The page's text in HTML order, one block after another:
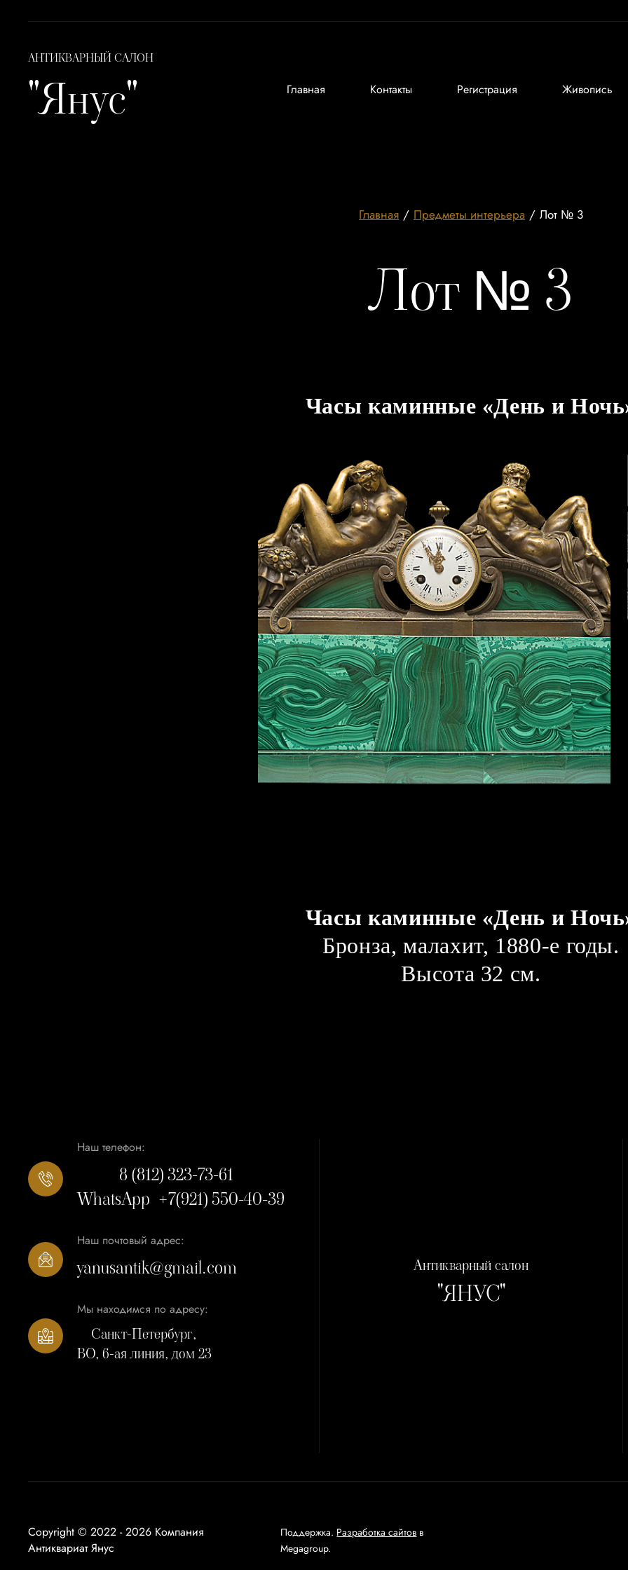
АНТИКВАРНЫЙ САЛОН
"Янус" Главная Контакты Регистрация Живопись
Главная / Предметы интерьера / Лот № 3
Лот № 3
Часы каминные «День и
Часы каминные «День и
Бронза, малахит, 1880-е годы.
Высота 32 см.
Наш телефон:
8 (812) 323-73-61
WhatsApp +7(921) 550-40-39
Наш почтовый адрес:
yanusantik@gmail.com
Мы находимся по адресу:
Санкт-Петербург,
ВО, 6-ая линия, дом 23
Антикварный салон
"ЯНУС"
Copyright © 2022 - 2026 Компания
Антиквариат Янус
Поддержка. Разработка сайтов в
Megagroup.